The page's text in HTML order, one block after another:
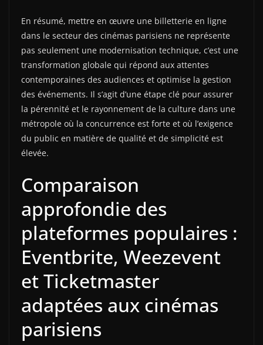
En résumé, mettre en œuvre une billetterie en ligne
dans le secteur des cinémas parisiens ne représente
pas seulement une modernisation technique, c’est une
transformation globale qui répond aux attentes
contemporaines des audiences et optimise la gestion
des événements. Il s’agit d’une étape clé pour assurer
la pérennité et le rayonnement de la culture dans une
métropole où la concurrence est forte et où l’exigence
du public en matière de qualité et de simplicité est
élevée.
Comparaison
approfondie des
plateformes populaires :
Eventbrite, Weezevent
et Ticketmaster
adaptées aux cinémas
parisiens